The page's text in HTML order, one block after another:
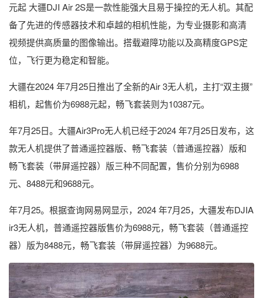
元起 大疆DJI Air 2S是一款性能强大且易于操控的无人机。其配
备了先进的传感器技术和卓越的相机性能，为专业摄影和高清
视频提供高质量的图像输出。搭载避障功能以及高精度GPS定
位，飞行更为稳定和智能。
大疆在2024 年7月25日推出了全新的Air 3无人机，主打“双主摄”
相机，起售价为6988元起，畅飞套装则为10387元。
年7月25日。大疆Air3Pro无人机已经于2024 年7月25日发布，这
款无人机提供了普通遥控器版、畅飞套装（普通遥控器）版和
畅飞套装（带屏遥控器）版三种不同配置，售价分别为6988
元、8488元和9688元。
年7月25。根据查询网易网显示，2024 年7月25，大疆发布DJIA
ir3无人机，普通遥控器版售价为6988元，畅飞套装（普通遥控
器）版为8488元，畅飞套装（带屏遥控器）为9688元。